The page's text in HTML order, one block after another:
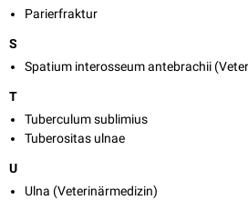
Parierfraktur
S
Spatium interosseum antebrachii
T
Tuberculum sublimius
Tuberositas ulnae
U
Ulna (Veterinärmedizin)